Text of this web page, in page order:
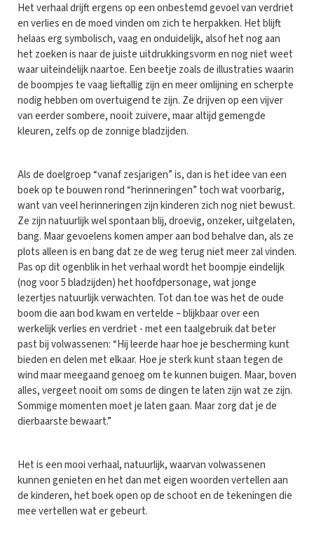
Het verhaal drijft ergens op een onbestemd gevoel van verdriet
en verlies en de moed vinden om zich te herpakken. Het blijft
helaas erg symbolisch, vaag en onduidelijk, alsof het nog aan
het zoeken is naar de juiste uitdrukkingsvorm en nog niet weet
waar uiteindelijk naartoe. Een beetje zoals de illustraties waarin
de boompjes te vaag lieftallig zijn en meer omlijning en scherpte
nodig hebben om overtuigend te zijn. Ze drijven op een vijver
van eerder sombere, nooit zuivere, maar altijd gemengde
kleuren, zelfs op de zonnige bladzijden.
Als de doelgroep “vanaf zesjarigen” is, dan is het idee van een
boek op te bouwen rond “herinneringen” toch wat voorbarig,
want van veel herinneringen zijn kinderen zich nog niet bewust.
Ze zijn natuurlijk wel spontaan blij, droevig, onzeker, uitgelaten,
bang. Maar gevoelens komen amper aan bod behalve dan, als ze
plots alleen is en bang dat ze de weg terug niet meer zal vinden.
Pas op dit ogenblik in het verhaal wordt het boompje eindelijk
(nog voor 5 bladzijden) het hoofdpersonage, wat jonge
lezertjes natuurlijk verwachten. Tot dan toe was het de oude
boom die aan bod kwam en vertelde – blijkbaar over een
werkelijk verlies en verdriet - met een taalgebruik dat beter
past bij volwassenen: “Hij leerde haar hoe je bescherming kunt
bieden en delen met elkaar. Hoe je sterk kunt staan tegen de
wind maar meegaand genoeg om te kunnen buigen. Maar, boven
alles, vergeet nooit om soms de dingen te laten zijn wat ze zijn.
Sommige momenten moet je laten gaan. Maar zorg dat je de
dierbaarste bewaart.”
Het is een mooi verhaal, natuurlijk, waarvan volwassenen
kunnen genieten en het dan met eigen woorden vertellen aan
de kinderen, het boek open op de schoot en de tekeningen die
mee vertellen wat er gebeurt.